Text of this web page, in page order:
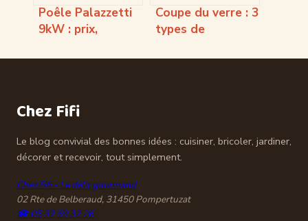
Poêle Palazzetti
9kW : prix,
exclusives et
Coupe du verre : 3
types de
accessoires pour
Chez Fifi
Le blog convivial des bonnes idées : cuisiner, bricoler, jardiner,
décorer et recevoir, tout simplement.
Chez Fifi - Le délit gourmand
02 Rte de Belberaud, 31450 Pompertuzat
☎ 05 32 59 32 26